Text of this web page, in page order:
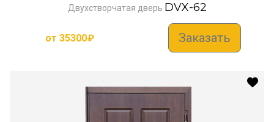
Двухстворчатая дверь DVX-62
от 35300₽ Заказать